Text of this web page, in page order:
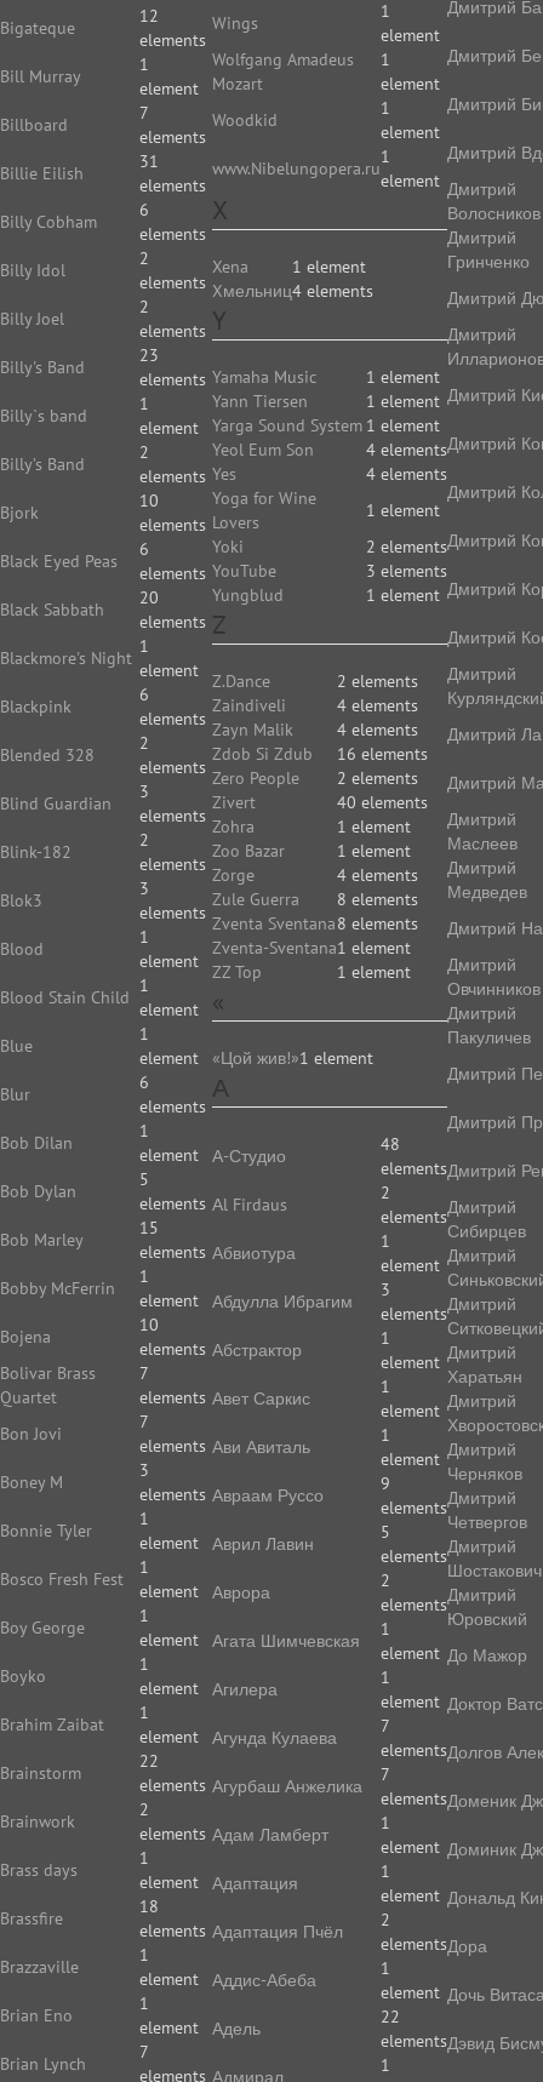
Bigateque
12
elements
Bill Murray
1
element
Billboard
7
elements
Billie Eilish
31
elements
Billy Cobham
6
elements
Billy Idol
2
elements
Billy Joel
2
elements
Billy's Band
23
elements
Billy`s band
1
element
Billy’s Band
2
elements
Bjork
10
elements
Black Eyed Peas
6
elements
Black Sabbath
20
elements
Blackmore's Night
1
element
Blackpink
6
elements
Blended 328
2
elements
Blind Guardian
3
elements
Blink-182
2
elements
Blok3
3
elements
Blood
1
element
Blood Stain Child
1
element
Blue
1
element
Blur
6
elements
Bob Dilan
1
element
Bob Dylan
5
elements
Bob Marley
15
elements
Bobby McFerrin
1
element
Bojena
10
elements
Bolivar Brass
Quartet
7
elements
Bon Jovi
7
elements
Boney M
3
elements
Bonnie Tyler
1
element
Bosco Fresh Fest
1
element
Boy George
1
element
Boyko
1
element
Brahim Zaibat
1
element
Brainstorm
22
elements
Brainwork
2
elements
Brass days
1
element
Brassfire
18
elements
Brazzaville
1
element
Brian Eno
1
element
Brian Lynch
7
elements
Wings
1
element
Wolfgang Amadeus
Mozart
1
element
Woodkid
1
element
www.Nibelungopera.ru
1
element
X
Xena
1 element
Xмельниц4 elements
Y
Yamaha Music
1 element
Yann Tiersen
1 element
Yarga Sound System 1 element
Yeol Eum Son
4 elements
Yes
4 elements
Yoga for Wine
Lovers
1 element
Yoki
2 elements
YouTube
3 elements
Yungblud
1 element
Z
Z.Dance
2 elements
Zaindiveli
4 elements
Zayn Malik
4 elements
Zdob Si Zdub
16 elements
Zero People
2 elements
Zivert
40 elements
Zohra
1 element
Zoo Bazar
1 element
Zorge
4 elements
Zule Guerra
8 elements
Zventa Sventana8 elements
Zventa-Sventana1 element
ZZ Top
1 element
«
«Цой жив!»1 element
А
А-Студио
48
elements
Аl Firdaus
2
elements
Абвиотура
1
element
Абдулла Ибрагим
3
elements
Абстрактор
1
element
Авет Саркис
1
element
Ави Авиталь
1
element
Авраам Руссо
9
elements
Аврил Лавин
5
elements
Аврора
2
elements
Агата Шимчевская
1
element
Агилера
1
element
Агунда Кулаева
7
elements
Агурбаш Анжелика
7
elements
Адам Ламберт
1
element
Адаптация
1
element
Адаптация Пчёл
2
elements
Аддис-Абеба
1
element
Адель
22
elements
Адмирал
1
Дмитрий
Дмитрий
Дмитрий
Дмитрий
Дмитрий
Волосников
Дмитрий
Гринченко
Дмитрий
Дмитрий
Дмитрий
Дмитрий
Дмитрий
Дмитрий
Дмитрий
Дмитрий
Дмитрий
Дмитрий
Дмитрий
Дмитрий
Маслеев
Дмитрий
Медведев
Дмитрий
Дмитрий
Овчинников
Дмитрий
Пакуличев
Дмитрий
Дмитрий
Дмитрий
Дмитрий
Сибирцев
Дмитрий
Дмитрий
Дмитрий
Харатьян
Дмитрий
Дмитрий
Черняков
Дмитрий
Четвергов
Дмитрий
Шостакович
Дмитрий
Юровский
До Мажор
Доктор
Долгов
Доменик
Доминик
Дональд
Дора
Дочь
Дэвид